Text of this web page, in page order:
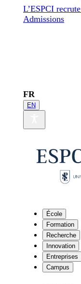
L’ESPCI recrute
Admissions
FR
EN
École
Formation
Recherche
Innovation
Entreprises
Campus